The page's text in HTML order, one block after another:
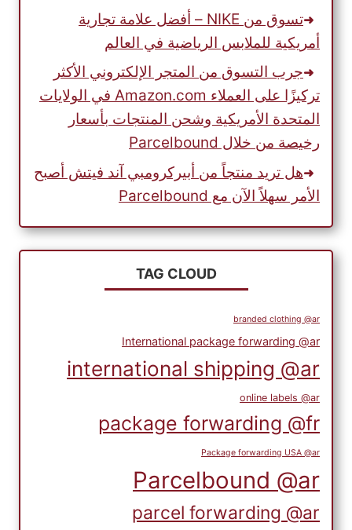
تسوق من NIKE – أفضل علامة تجارية
أمريكية للملابس الرياضية في العالم
جرب التسوق من المتجر الإلكتروني الأكثر
تركيزًا على العملاء Amazon.com في الولايات
المتحدة الأمريكية وشحن المنتجات بأسعار
رخيصة من خلال Parcelbound
هل تريد منتجاً من أبيركرومبي آند فيتش أصبح
الأمر سهلاً الآن مع Parcelbound
TAG CLOUD
branded clothing @ar
International package forwarding @ar
international shipping @ar
online labels @ar
package forwarding @fr
Package forwarding USA @ar
Parcelbound @ar
parcel forwarding @ar